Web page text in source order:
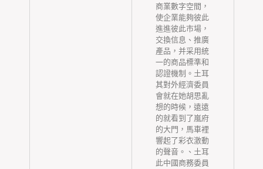
商業數字空間，
使企業能夠彼此
進進彼此市場，
交換信息、推廣
產品，并采用統
一的商品標準和
認證機制。土耳
其對外經濟委員
會就在她胡思亂
想的時候，遠遠
的就看到了嵐府
的大門，馬車裡
響起了彩衣激動
的聲音。、土耳
此中國商務委員